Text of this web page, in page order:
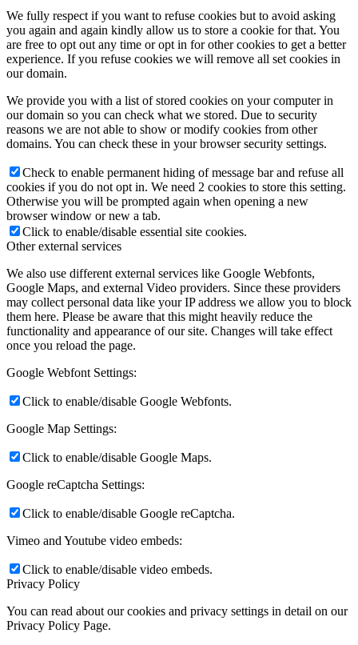
We fully respect if you want to refuse cookies but to avoid asking
you again and again kindly allow us to store a cookie for that. You
are free to opt out any time or opt in for other cookies to get a better
experience. If you refuse cookies we will remove all set cookies in
our domain.
We provide you with a list of stored cookies on your computer in
our domain so you can check what we stored. Due to security
reasons we are not able to show or modify cookies from other
domains. You can check these in your browser security settings.
Check to enable permanent hiding of message bar and refuse all
cookies if you do not opt in. We need 2 cookies to store this setting.
Otherwise you will be prompted again when opening a new
browser window or new a tab.
Click to enable/disable essential site cookies.
Other external services
We also use different external services like Google Webfonts,
Google Maps, and external Video providers. Since these providers
may collect personal data like your IP address we allow you to block
them here. Please be aware that this might heavily reduce the
functionality and appearance of our site. Changes will take effect
once you reload the page.
Google Webfont Settings:
Click to enable/disable Google Webfonts.
Google Map Settings:
Click to enable/disable Google Maps.
Google reCaptcha Settings:
Click to enable/disable Google reCaptcha.
Vimeo and Youtube video embeds:
Click to enable/disable video embeds.
Privacy Policy
You can read about our cookies and privacy settings in detail on our
Privacy Policy Page.